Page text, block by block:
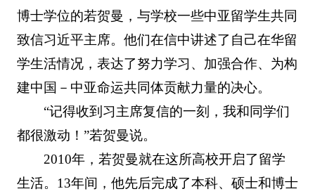
博士学位的若贺曼，与学校一些中亚留学生共同
致信习近平主席。他们在信中讲述了自己在华留
学生活情况，表达了努力学习、加强合作、为构
建中国－中亚命运共同体贡献力量的决心。
“记得收到习主席复信的一刻，我和同学们
都很激动！”若贺曼说。
2010年，若贺曼就在这所高校开启了留学
生活。13年间，他先后完成了本科、硕士和博士